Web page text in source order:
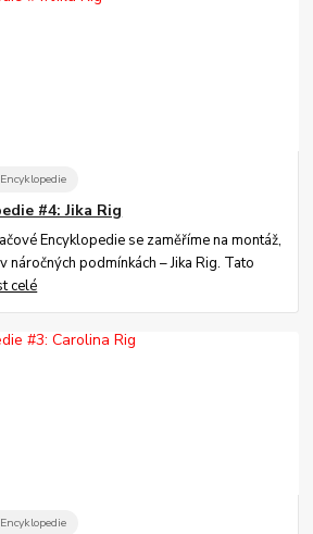
#4: Jika Rig
Encyklopedie se zaměříme na montáž,
náročných podmínkách – Jika Rig. Tato
celé